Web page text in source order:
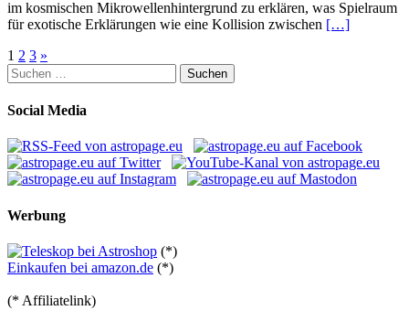
im kosmischen Mikrowellenhintergrund zu erklären, was Spielraum
für exotische Erklärungen wie eine Kollision zwischen […]
Seitennummerierung
der
Beiträge
1 2 3 »
Suchen
nach:
Social Media
Werbung
(*)
Einkaufen bei amazon.de (*)
(* Affiliatelink)